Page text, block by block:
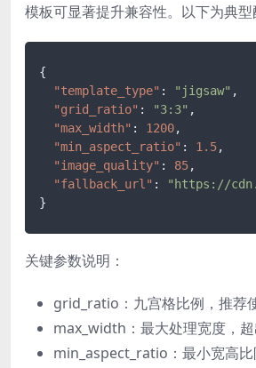
模板可显著提升兼容性。以下为典型
{
"template_type" : "jigsaw" ,
"grid_ratio" : "3:3" ,
"max_width" : 1200,
"min_aspect_ratio" : 1.5,
"image_quality" : 85,
"fallback_url" :
"https://
}
关键参数说明：
grid_ratio：九宫格比例，推荐
max_width：最大处理宽度，
min_aspect_ratio：最小宽高